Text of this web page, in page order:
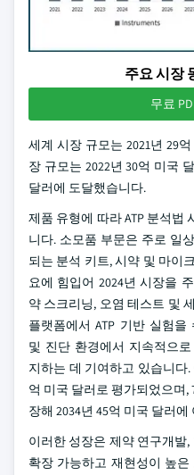
주요 시장
무료
세계 시장 규모는 2021년 29
장 규모는 2022년 30억 미국
달러에 도달했습니다.
제품 유형에 따라 ATP 분석법
니다. 소모품 부문은 주로 일
되는 분석 키트, 시약 및 마이
요에 힘입어 2024년 시장을
약 스크리닝, 오염 테스트 및
플랫폼에서 ATP 기반 실험
및 진단 환경에서 지속적으
지하는 데 기여하고 있습니다
억 미국 달러로 평가되었으며,
장해 2034년 45억 미국 달러
이러한 성장은 제약 연구개발
확장 가능하고 재현성이 높